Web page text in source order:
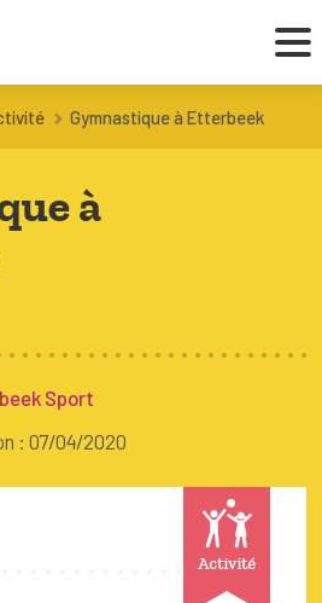
activité
Gymnastique à Etterbeek
à
Sport
: 07/04/2020
Activité